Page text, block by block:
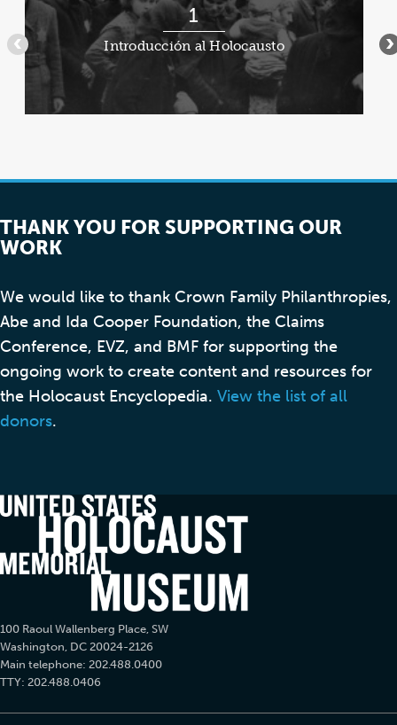
1
de
7
1
Introducción al Holocausto
•••
THANK YOU FOR SUPPORTING OUR
WORK
We would like to thank Crown Family Philanthropies,
Abe and Ida Cooper Foundation, the Claims
Conference, EVZ, and BMF for supporting the
ongoing work to create content and resources for
the Holocaust Encyclopedia. View the list of all
donors.
100 Raoul Wallenberg Place, SW
Washington, DC 20024-2126
Main telephone: 202.488.0400
TTY: 202.488.0406